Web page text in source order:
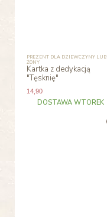
PREZENT DLA DZIEWCZYNY LUB
ŻONY
Kartka z dedykacją
"Tęsknię"
14,90
DOSTAWA WTOREK